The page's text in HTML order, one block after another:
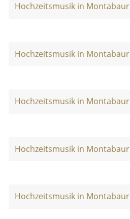
Hochzeitsmusik in Montabaur
Hochzeitsmusik in Montabaur
Hochzeitsmusik in Montabaur
Hochzeitsmusik in Montabaur
Hochzeitsmusik in Montabaur